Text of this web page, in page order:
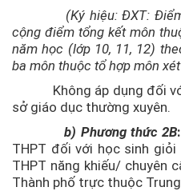
(Ký hiệu: ĐXT: Điểm
cộng điểm tổng kết môn
năm học (lớp 10, 11, 12)
ba môn thuộc tổ hợp môn
Không áp dụng đối với
sở giáo dục thường xuyên.
b) Phương thức 2B:
THPT đối với học sinh
THPT năng khiếu/ chuyên
Thành phố trực thuộc